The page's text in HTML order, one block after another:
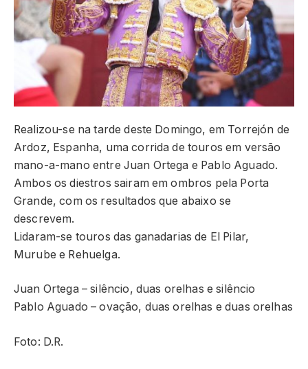
Realizou-se na tarde deste Domingo, em Torrejón de
Ardoz, Espanha, uma corrida de touros em versão
mano-a-mano entre Juan Ortega e Pablo Aguado.
Ambos os diestros sairam em ombros pela Porta
Grande, com os resultados que abaixo se
descrevem.
Lidaram-se touros das ganadarias de El Pilar,
Murube e Rehuelga.
Juan Ortega – silêncio, duas orelhas e silêncio
Pablo Aguado – ovação, duas orelhas e duas orelhas
Foto: D.R.